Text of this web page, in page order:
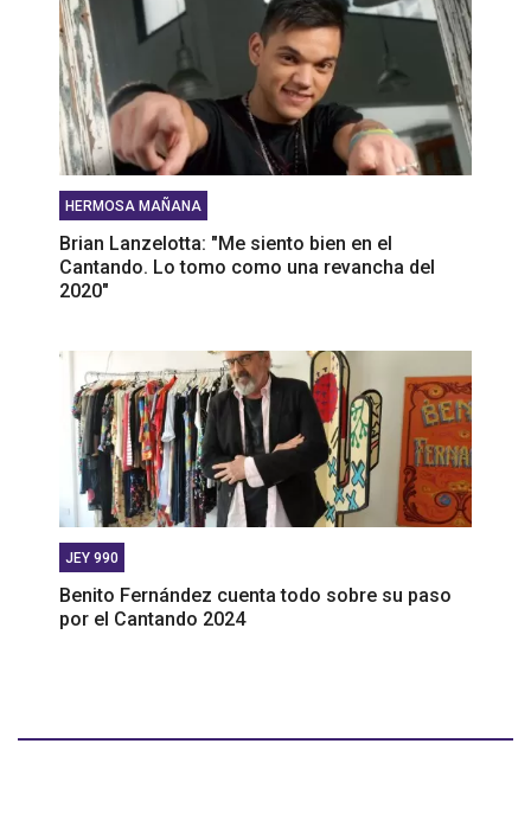
HERMOSA MAÑANA
Brian Lanzelotta: "Me siento bien en el
Cantando. Lo tomo como una revancha del
2020"
JEY 990
Benito Fernández cuenta todo sobre su paso
por el Cantando 2024